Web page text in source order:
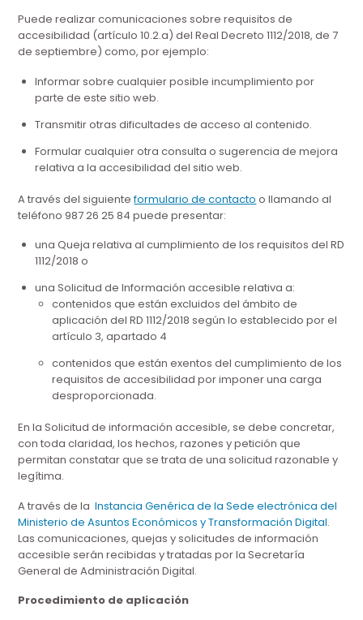
Puede realizar comunicaciones sobre requisitos de
accesibilidad (artículo 10.2.a) del Real Decreto 1112/2018, de 7
de septiembre) como, por ejemplo:
Informar sobre cualquier posible incumplimiento por
parte de este sitio web.
Transmitir otras dificultades de acceso al contenido.
Formular cualquier otra consulta o sugerencia de mejora
relativa a la accesibilidad del sitio web.
A través del siguienteformulario de contacto o llamando al
teléfono 987 26 25 84 puede presentar:
una Queja relativa al cumplimiento de los requisitos del RD
1112/2018 o
una Solicitud de Información accesible relativa a:
contenidos que están excluidos del ámbito de
aplicación del RD 1112/2018 según lo establecido por el
artículo 3, apartado 4
contenidos que están exentos del cumplimiento de los
requisitos de accesibilidad por imponer una carga
desproporcionada.
En la Solicitud de información accesible, se debe concretar,
con toda claridad, los hechos, razones y petición que
permitan constatar que se trata de una solicitud razonable y
legítima.
A través de laInstancia Genérica de la Sede electrónica del
Ministerio de Asuntos Económicos y Transformación Digital.
Las comunicaciones, quejas y solicitudes de información
accesible serán recibidas y tratadas por la Secretaría
General de Administración Digital.
Procedimiento de aplicación